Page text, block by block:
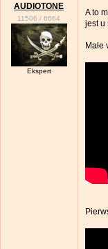
AUDIOTONE
11506 /6664
Ekspert
A to
jest u